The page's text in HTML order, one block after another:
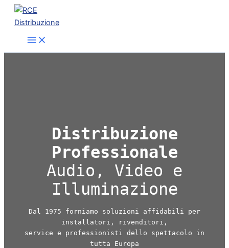
Distribuzione
Professionale
Audio, Video e
Illuminazione
Dal 1975 forniamo soluzioni affidabili per
installatori, rivenditori,
service e professionisti dello spettacolo in
tutta Europa